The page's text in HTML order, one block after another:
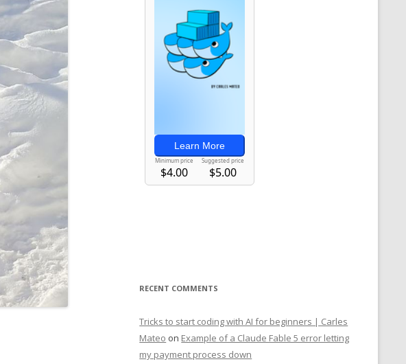
RECENT COMMENTS
Tricks to start coding with AI for beginners | Carles
Mateo on Example of a Claude Fable 5 error letting
my payment process down